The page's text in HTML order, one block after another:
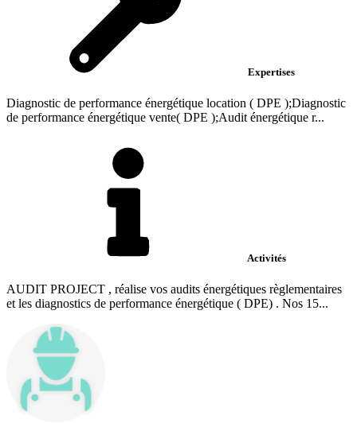
Expertises
Diagnostic de performance énergétique location ( DPE );Diagnostic
de performance énergétique vente( DPE );Audit énergétique r...
Activités
AUDIT PROJECT , réalise vos audits énergétiques règlementaires
et les diagnostics de performance énergétique ( DPE) . Nos 15...